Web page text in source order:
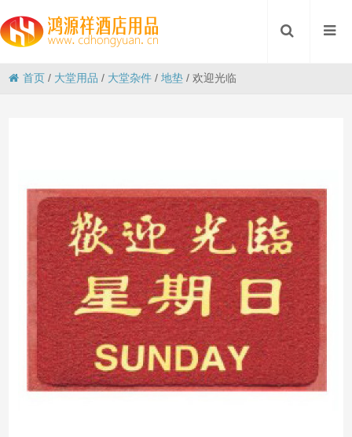
首页 / 大堂用品 / 大堂杂件 /地垫 /欢迎光临